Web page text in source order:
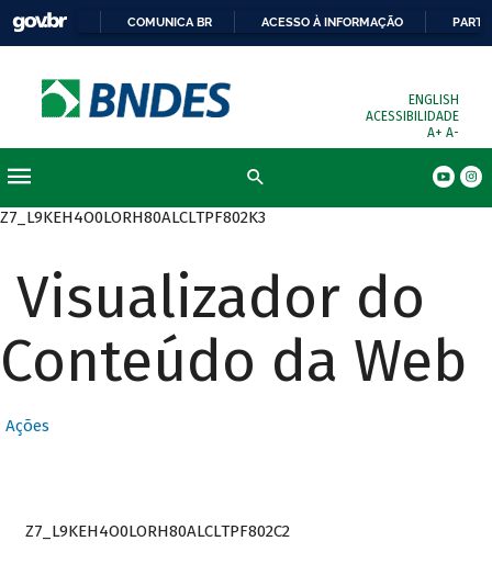
COMUNICA BR ACESSO À INFORMAÇÃO
ENGLISH
ACESSIBILIDADE
A+ A-
Z7_L9KEH4O0LORH80ALCLTPF802K3
Visualizador do
Conteúdo da Web
Ações
Z7_L9KEH4O0LORH80ALCLTPF802C2